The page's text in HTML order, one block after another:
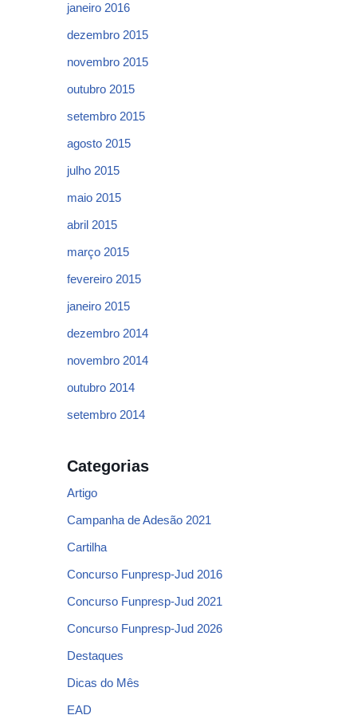
janeiro 2016
dezembro 2015
novembro 2015
outubro 2015
setembro 2015
agosto 2015
julho 2015
maio 2015
abril 2015
março 2015
fevereiro 2015
janeiro 2015
dezembro 2014
novembro 2014
outubro 2014
setembro 2014
Categorias
Artigo
Campanha de Adesão 2021
Cartilha
Concurso Funpresp-Jud 2016
Concurso Funpresp-Jud 2021
Concurso Funpresp-Jud 2026
Destaques
Dicas do Mês
EAD